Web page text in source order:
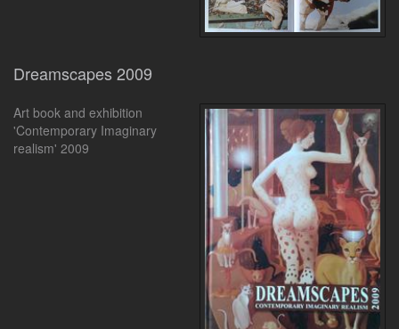
Dreamscapes 2009
Art book and exhibition
'Contemporary Imaginary
realism' 2009